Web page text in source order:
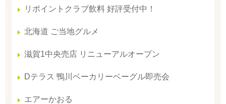
リポイントクラブ飲料 好評受付中！
北海道 ご当地グルメ
滋賀1中央売店 リニューアルオープン
Dテラス 鴨川ベーカリーベーグル即売会
エアーかおる